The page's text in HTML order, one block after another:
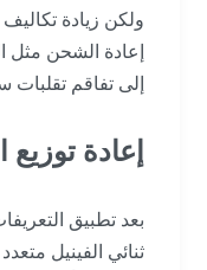
ولكن زيادة تكاليف
إعادة الشحن مثل
إلى تفاقم تقلبات
إعادة توزيع
بعد تطبيق
ثنائي الفينيل متعدد